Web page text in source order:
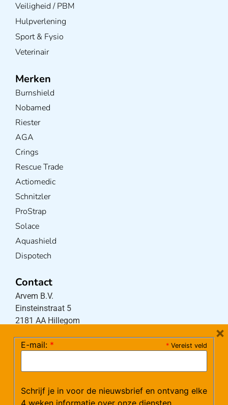
Veiligheid / PBM
Hulpverlening
Sport & Fysio
Veterinair
Merken
Burnshield
Nobamed
Riester
AGA
Crings
Rescue Trade
Actiomedic
Schnitzler
ProStrap
Solace
Aquashield
Dispotech
Contact
Arvem B.V.
Einsteinstraat 5
2181 AA Hillegom
(maandag – donderdag 08:30-17:15 uur / vrijdag
Mail:klantenservice@arvem.nl
* Vereist veld
E-mail: *
Schrijf je in voor de nieuwsbrief en ontvang elke
4 weken informatie over onze diensten,
×